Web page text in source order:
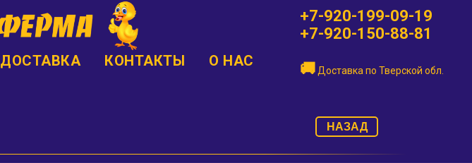
+7-920-199-09-19
+7-920-150-88-81
🚚 Доставка по Тверской обл.
ДОСТАВКА КОНТАКТЫ О НАС
НАЗАД